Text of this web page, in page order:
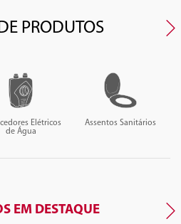
PRODUTOS
Elétricos
de Água
Assentos Sanitários
EM DESTAQUE